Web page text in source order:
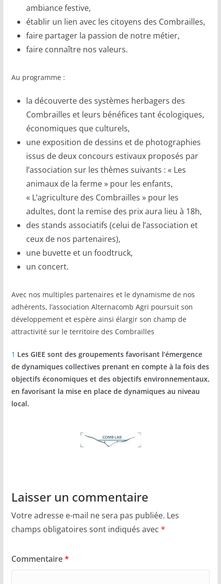
ambiance festive,
établir un lien avec les citoyens des Combrailles,
faire partager la passion de notre métier,
faire connaître nos valeurs.
Au programme :
la découverte des systèmes herbagers des
Combrailles et leurs bénéfices tant écologiques,
économiques que culturels,
une exposition de dessins et de photographies
issus de deux concours estivaux proposés par
l’association sur les thèmes suivants : « Les
animaux de la ferme » pour les enfants,
« L’agriculture des Combrailles » pour les
adultes, dont la remise des prix aura lieu à 18h,
des stands associatifs (celui de l’association et
ceux de nos partenaires),
une buvette et un foodtruck,
un concert.
Avec nos multiples partenaires et le dynamisme de nos
adhérents, l’association Alternacomb Agri poursuit son
développement et espère ainsi élargir son champ de
attractivité sur le territoire des Combrailles
1 Les GIEE sont des groupements favorisant l’émergence
de dynamiques collectives prenant en compte à la fois des
objectifs économiques et des objectifs environnementaux,
en favorisant la mise en place de dynamiques au niveau
local.
Laisser un commentaire
Votre adresse e-mail ne sera pas publiée. Les
champs obligatoires sont indiqués avec *
Commentaire*